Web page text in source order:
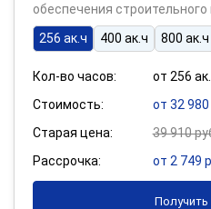
обеспечения
256 ак.ч
400 ак.ч 800 ак.ч
Кол-во часов:
от 256
Стоимость:
от 32 980
Старая цена:
39 910
Рассрочка:
от 2 749